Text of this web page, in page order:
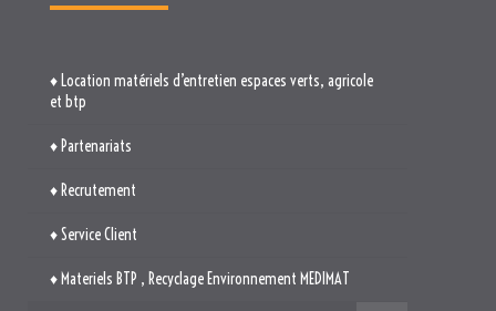
♦ Location matériels d’entretien espaces verts, agricole
et btp
♦ Partenariats
♦ Recrutement
♦ Service Client
♦ Materiels BTP , Recyclage Environnement MEDIMAT